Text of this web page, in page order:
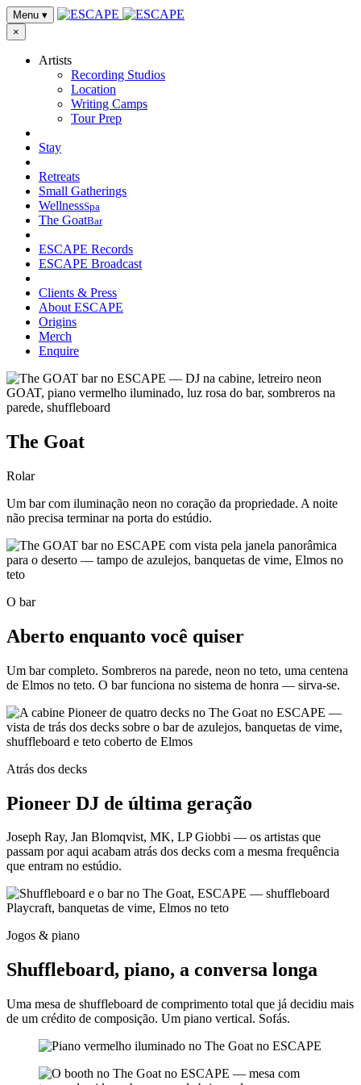
Menu ▾
×
Artists
Recording Studios
Location
Writing Camps
Tour Prep
Stay
Retreats
Small Gatherings
WellnessSpa
The GoatBar
ESCAPE Records
ESCAPE Broadcast
Clients & Press
About ESCAPE
Origins
Merch
Enquire
The Goat
Rolar
Um bar com iluminação neon no coração da propriedade. A noite
não precisa terminar na porta do estúdio.
O bar
Aberto enquanto você quiser
Um bar completo. Sombreros na parede, neon no teto, uma centena
de Elmos no teto. O bar funciona no sistema de honra — sirva-se.
Atrás dos decks
Pioneer DJ de última geração
Joseph Ray, Jan Blomqvist, MK, LP Giobbi — os artistas que
passam por aqui acabam atrás dos decks com a mesma frequência
que entram no estúdio.
Jogos & piano
Shuffleboard, piano, a conversa longa
Uma mesa de shuffleboard de comprimento total que já decidiu mais
de um crédito de composição. Um piano vertical. Sofás.